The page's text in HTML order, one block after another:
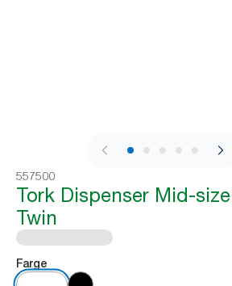
1 / 8
557500
Tork Dispenser Mid-
Twin
Farge